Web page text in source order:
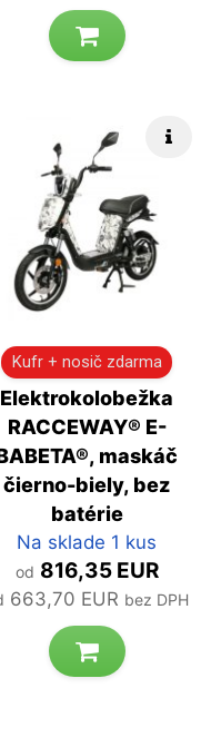
Kufr + nosič zdarma
Elektrokolobežka
RACCEWAY® E-
maskáč
čierno-biely, bez
batérie
Na sklade 1 kus
od 816,35 EUR
663,70 EUR bez DPH